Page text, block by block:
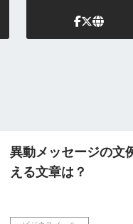
異動メッセージの文
える文章は？